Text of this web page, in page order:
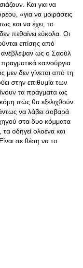
Και για να
«για να μοιράσεις
και να έχει, το
πεθαίνει εύκολα. Οι
επίσης από
ανέβλεψαν ως ο Σαούλ
καινούργια
μεν δεν γίνεται από τη
στην επιθυμία των
τα πράγματα ως
πώς θα εξελιχθούν
να λάβει σοβαρά
στα δυο κόμματα
οδηγεί ολοένα και
σε θέση να το